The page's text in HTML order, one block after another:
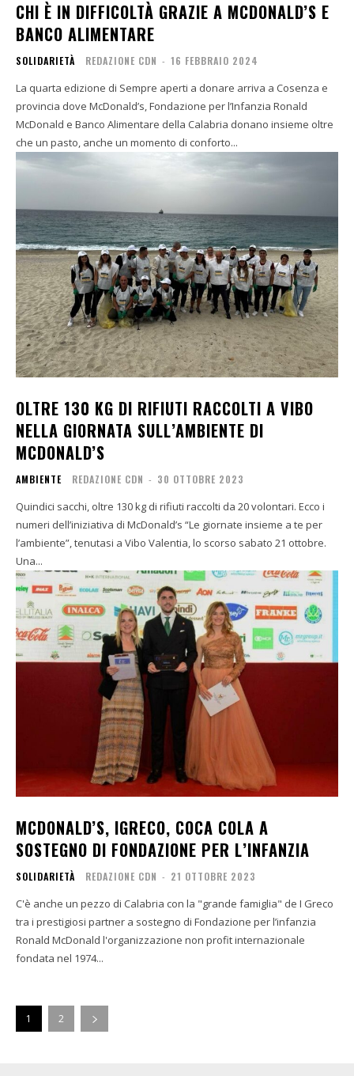
CHI È IN DIFFICOLTÀ GRAZIE A MCDONALD’S E
BANCO ALIMENTARE
SOLIDARIETÀ REDAZIONE CDN - 16 FEBBRAIO 2024
La quarta edizione di Sempre aperti a donare arriva a Cosenza e
provincia dove McDonald’s, Fondazione per l’Infanzia Ronald
McDonald e Banco Alimentare della Calabria donano insieme oltre
che un pasto, anche un momento di conforto...
OLTRE 130 KG DI RIFIUTI RACCOLTI A VIBO
NELLA GIORNATA SULL’AMBIENTE DI
MCDONALD’S
AMBIENTE REDAZIONE CDN - 30 OTTOBRE 2023
Quindici sacchi, oltre 130 kg di rifiuti raccolti da 20 volontari. Ecco i
numeri dell’iniziativa di McDonald’s “Le giornate insieme a te per
l’ambiente”, tenutasi a Vibo Valentia, lo scorso sabato 21 ottobre.
Una...
MCDONALD’S, IGRECO, COCA COLA A
SOSTEGNO DI FONDAZIONE PER L’INFANZIA
SOLIDARIETÀ REDAZIONE CDN - 21 OTTOBRE 2023
C'è anche un pezzo di Calabria con la "grande famiglia" de I Greco
tra i prestigiosi partner a sostegno di Fondazione per l’infanzia
Ronald McDonald l'organizzazione non profit internazionale
fondata nel 1974...
1 2